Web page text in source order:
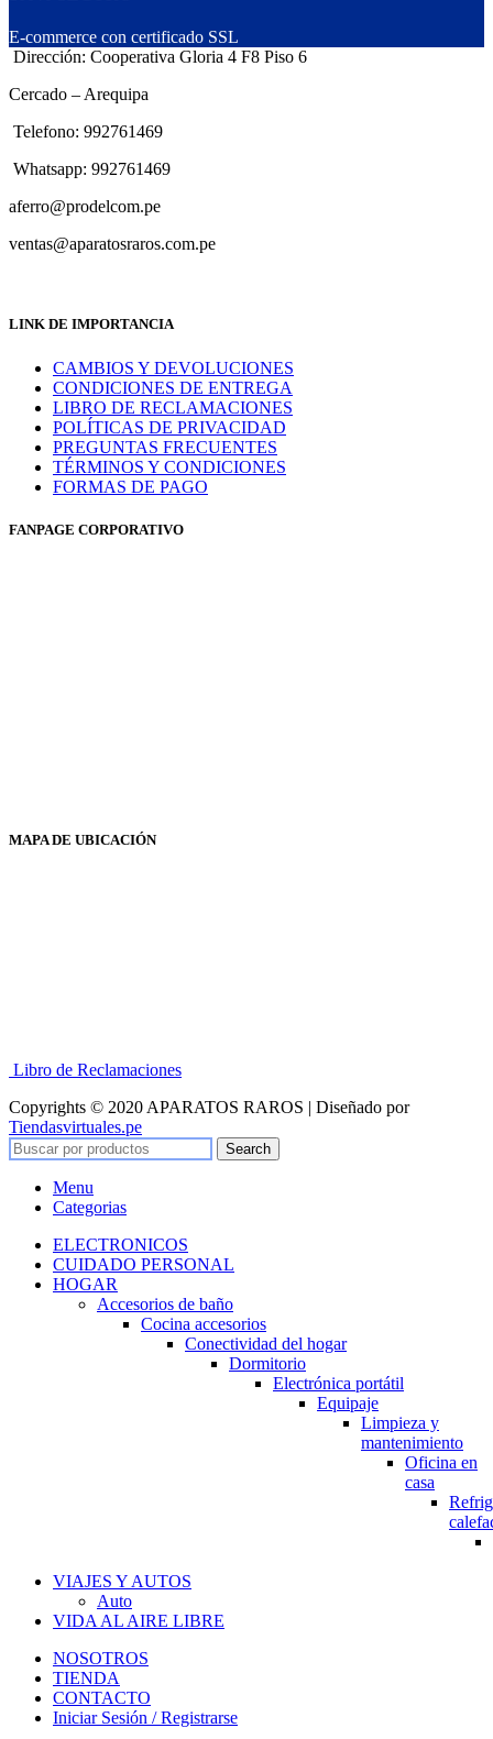
E-commerce con certificado SSL
Dirección: Cooperativa Gloria 4 F8 Piso 6
Cercado – Arequipa
Telefono: 992761469
Whatsapp: 992761469
aferro@prodelcom.pe
ventas@aparatosraros.com.pe
LINK DE IMPORTANCIA
CAMBIOS Y DEVOLUCIONES
CONDICIONES DE ENTREGA
LIBRO DE RECLAMACIONES
POLÍTICAS DE PRIVACIDAD
PREGUNTAS FRECUENTES
TÉRMINOS Y CONDICIONES
FORMAS DE PAGO
FANPAGE CORPORATIVO
MAPA DE UBICACIÓN
Libro de Reclamaciones
Copyrights © 2020 APARATOS RAROS | Diseñado por
Tiendasvirtuales.pe
Search
Menu
Categorias
ELECTRONICOS
CUIDADO PERSONAL
HOGAR
Accesorios de baño
Cocina accesorios
Conectividad del hogar
Dormitorio
Electrónica portátil
Equipaje
Limpieza y
mantenimiento
Oficina en
casa
VIAJES Y AUTOS
Auto
VIDA AL AIRE LIBRE
NOSOTROS
TIENDA
CONTACTO
Iniciar Sesión / Registrarse